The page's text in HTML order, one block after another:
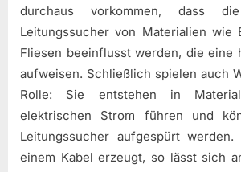
durchaus vorkommen, dass
Leitungssucher von Materialien wie
Fliesen beeinflusst werden, die eine
aufweisen. Schließlich spielen auch
Rolle: Sie entstehen in
elektrischen Strom führen und
Leitungssucher aufgespürt
einem Kabel erzeugt, so lässt sich